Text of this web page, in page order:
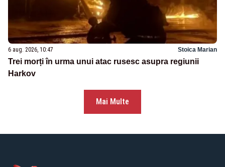
6 aug. 2026, 10:47 Stoica Marian
Trei morți în urma unui atac rusesc asupra regiunii
Harkov
Mai Multe